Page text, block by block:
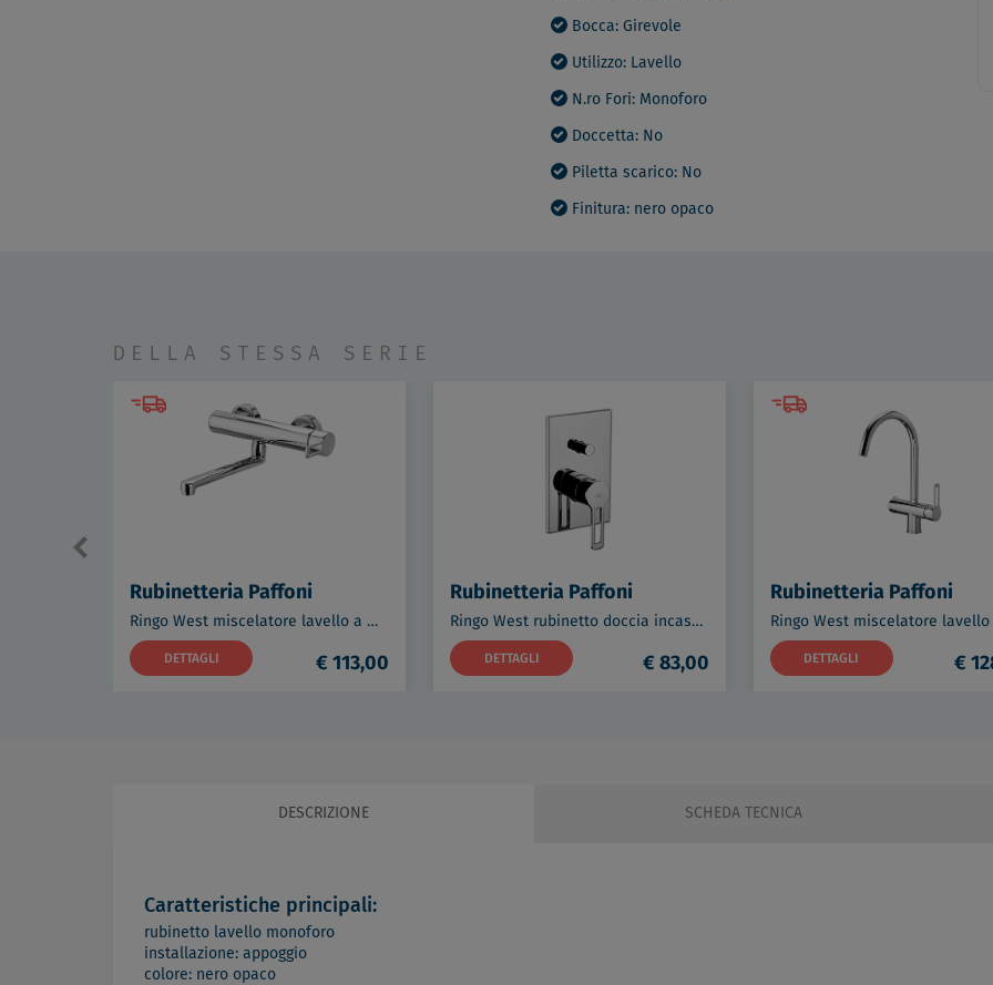
Bocca: Girevole
Utilizzo: Lavello
N.ro Fori: Monoforo
Doccetta: No
Piletta scarico: No
Finitura: nero opaco
DELLA STESSA SERIE
Rubinetteria Paffoni
Ringo West miscelatore lavello a muro codice prod: RIN161CR
DETTAGLI € 113,00
Rubinetteria Paffoni
Ringo West rubinetto doccia incasso codice prod: RIN015CR
DETTAGLI € 83,00
Rubinetteria Paffoni
DETTAGLI €
DESCRIZIONE SCHEDA TECNICA
Caratteristiche principali:
rubinetto lavello monoforo
installazione: appoggio
colore: nero opaco